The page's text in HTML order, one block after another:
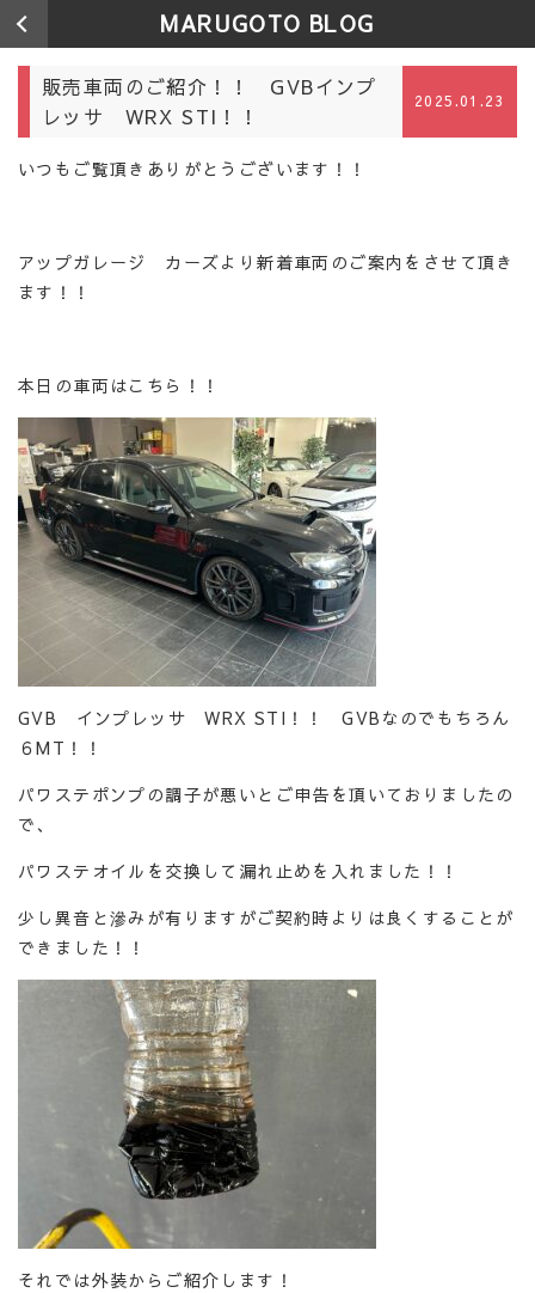
MARUGOTO BLOG
販売車両のご紹介！！ GVBインプ
レッサ WRX STI！！
2025.01.23
いつもご覧頂きありがとうございます！！
アップガレージ カーズより新着車両のご案内をさせて頂き
ます！！
本日の車両はこちら！！
GVB インプレッサ WRX STI！！ GVBなのでもちろん
６MT！！
パワステポンプの調子が悪いとご申告を頂いておりましたの
で、
パワステオイルを交換して漏れ止めを入れました！！
少し異音と滲みが有りますがご契約時よりは良くすることが
できました！！
それでは外装からご紹介します！